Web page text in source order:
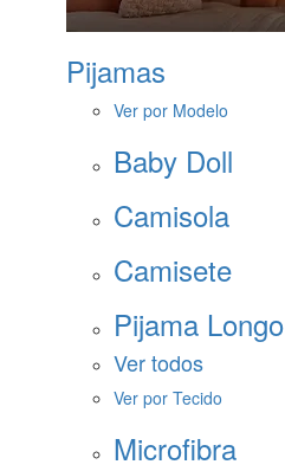
Pijamas
Ver por Modelo
Baby Doll
Camisola
Camisete
Pijama Longo
Ver todos
Ver por Tecido
Microfibra